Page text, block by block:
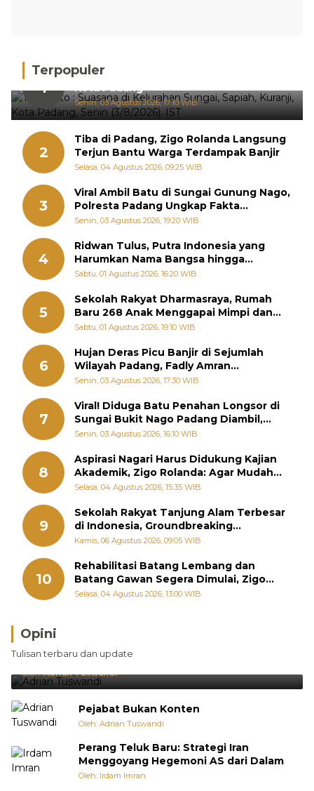
Terpopuler
1
Hujan Deras, 15 Titik Banjir Terdeteksi di
Kota Padang
Senin, 03 Agustus 2026, 17:10 WIB
2
Tiba di Padang, Zigo Rolanda Langsung
Terjun Bantu Warga Terdampak Banjir
Selasa, 04 Agustus 2026, 09:25 WIB
3
Viral Ambil Batu di Sungai Gunung Nago,
Polresta Padang Ungkap Fakta
Sebenarnya
Senin, 03 Agustus 2026, 19:20 WIB
4
Ridwan Tulus, Putra Indonesia yang
Harumkan Nama Bangsa hingga
Diabadikan dalam Buku Jepang
Sabtu, 01 Agustus 2026, 16:20 WIB
5
Sekolah Rakyat Dharmasraya, Rumah
Baru 268 Anak Menggapai Mimpi dan
Memutus Rantai Kemiskinan
Sabtu, 01 Agustus 2026, 19:10 WIB
6
Hujan Deras Picu Banjir di Sejumlah
Wilayah Padang, Fadly Amran
Perintahkan OPD Siaga
Senin, 03 Agustus 2026, 17:30 WIB
7
Viral! Diduga Batu Penahan Longsor di
Sungai Bukit Nago Padang Diambil,
Warga Khawatir Bencana Terulang
Senin, 03 Agustus 2026, 16:10 WIB
8
Aspirasi Nagari Harus Didukung Kajian
Akademik, Zigo Rolanda: Agar Mudah
Diperjuangkan di Kementerian
Selasa, 04 Agustus 2026, 15:35 WIB
9
Sekolah Rakyat Tanjung Alam Terbesar
di Indonesia, Groundbreaking
September
Kamis, 06 Agustus 2026, 09:05 WIB
10
Rehabilitasi Batang Lembang dan
Batang Gawan Segera Dimulai, Zigo
Rolanda Pastikan Proyek Berjalan
Selasa, 04 Agustus 2026, 13:00 WIB
Opini
Tulisan terbaru dan update
Brasil Lebih Diunggulkan, tetapi Jepang Selalu
Punya Cara Membuat Kejutan
Oleh:Adrian Tuswandi
Pejabat Bukan Konten
Oleh: Adrian Tuswandi
Perang Teluk Baru: Strategi Iran
Menggoyang Hegemoni AS dari Dalam
Oleh: Irdam Imran